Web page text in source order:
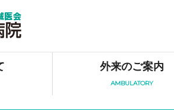
外来のご案内
AMBULATORY